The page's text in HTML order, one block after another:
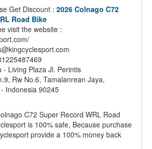
Get Discount : 2026 Colnago C72
Road Bike
visit the website :
- Living Plaza Jl. Perintis
Rw No.6, Tamalanrean Jaya,
Indonesia 90245
C72 Super Record WRL Road
is 100% safe, Because purchase
provide a 100% money back